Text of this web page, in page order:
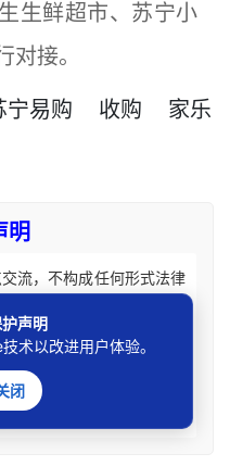
生鲜超市、苏宁小
接。
宁易购 收购
家乐
明
流，不构成任何形式法律
生的一切法律后果皆由您
要办理请联系咨询专业执
站刊载内容版权归原权利
声明
术以改进用户体验。
闭